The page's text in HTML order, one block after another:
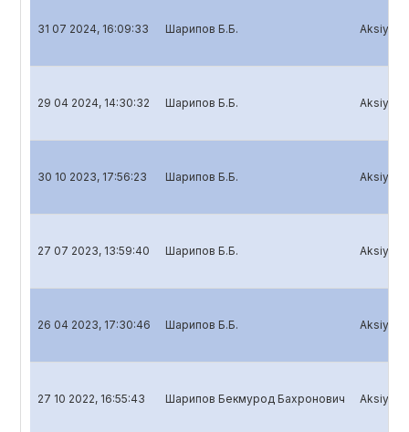
31 07 2024, 16:09:33 Шарипов Б.Б.
29 04 2024, 14:30:32 Шарипов Б.Б.
30 10 2023, 17:56:23 Шарипов Б.Б.
27 07 2023, 13:59:40 Шарипов Б.Б.
26 04 2023, 17:30:46 Шарипов Б.Б.
27 10 2022, 16:55:43 Шарипов Бекмурод Бахронович